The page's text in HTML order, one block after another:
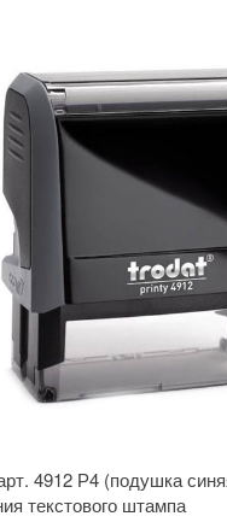
4912 Р4 (подушка
текстового штампа